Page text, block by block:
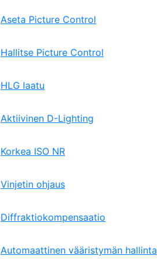
Aseta Picture Control
Hallitse Picture Control
HLG laatu
Aktiivinen D-Lighting
Korkea ISO NR
Vinjetin ohjaus
Diffraktiokompensaatio
Automaattinen vääristymän hallinta